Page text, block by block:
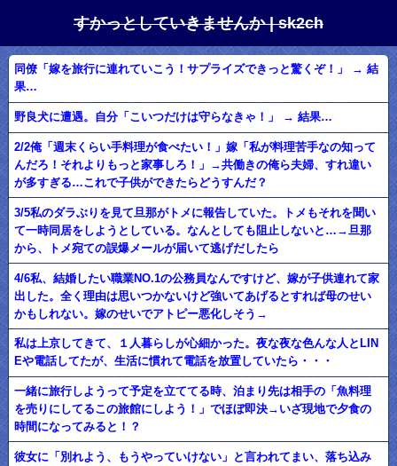
すかっとしていきませんか | sk2ch
同僚「嫁を旅行に連れていこう！サプライズできっと驚くぞ！」 → 結
果…
野良犬に遭遇。自分「こいつだけは守らなきゃ！」 → 結果…
2/2俺「週末くらい手料理が食べたい！」嫁「私が料理苦手なの知って
んだろ！それよりもっと家事しろ！」→共働きの俺ら夫婦、すれ違い
が多すぎる…これで子供ができたらどうすんだ？
3/5私のダラぶりを見て旦那がトメに報告していた。トメもそれを聞い
て一時同居をしようとしている。なんとしても阻止しないと…→旦那
から、トメ宛ての誤爆メールが届いて逃げだしたら
4/6私、結婚したい職業NO.1の公務員なんですけど、嫁が子供連れて家
出した。全く理由は思いつかないけど強いてあげるとすれば母のせい
かもしれない。嫁のせいでアトピー悪化しそう→
私は上京してきて、１人暮らしが心細かった。夜な夜な色んな人とLIN
Eや電話してたが、生活に慣れて電話を放置していたら・・・
一緒に旅行しようって予定を立ててる時、泊まり先は相手の「魚料理
を売りにしてるこの旅館にしよう！」でほぼ即決→いざ現地で夕食の
時間になってみると！？
彼女に「別れよう、もうやっていけない」と言われてまい、落ち込み